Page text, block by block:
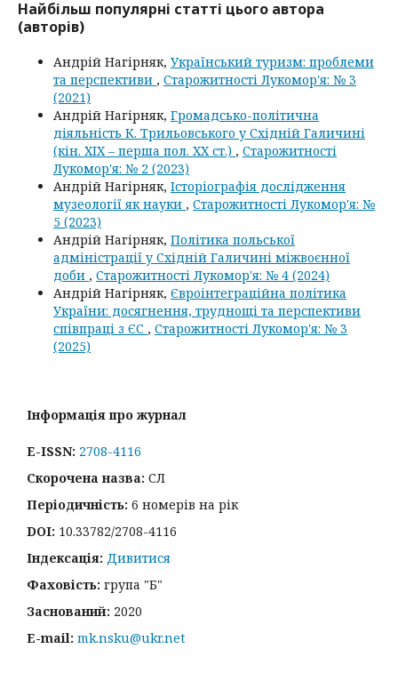
Найбільш популярні статті цього автора
(авторів)
Андрій Нагірняк, Український туризм: проблеми
та перспективи , Старожитності Лукомор'я: № 3
(2021)
Андрій Нагірняк, Громадсько-політична
діяльність К. Трильовського у Східній Галичині
(кін. ХІХ – перша пол. ХХ ст.) , Старожитності
Лукомор'я: № 2 (2023)
Андрій Нагірняк, Історіографія дослідження
музеології як науки , Старожитності Лукомор'я: №
5 (2023)
Андрій Нагірняк, Політика польської
адміністрації у Східній Галичині міжвоєнної
доби , Старожитності Лукомор'я: № 4 (2024)
Андрій Нагірняк, Євроінтеграційна політика
України: досягнення, труднощі та перспективи
співпраці з ЄС , Старожитності Лукомор'я: № 3
(2025)
Інформація про журнал
E-ISSN: 2708-4116
Скорочена назва: СЛ
Періодичність: 6 номерів на рік
DOI: 10.33782/2708-4116
Індексація: Дивитися
Фаховість: група "Б"
Заснований: 2020
E-mail: mk.nsku@ukr.net